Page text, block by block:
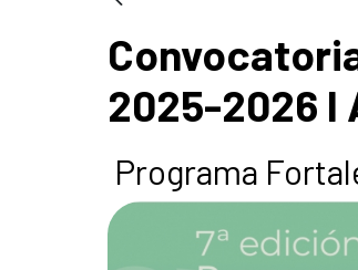
2025-2026 I
Programa